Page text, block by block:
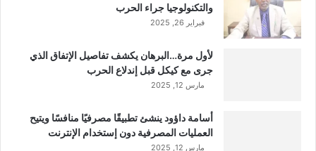
والتكنولوجيا جراء الحرب
فبراير 26, 2025
لأول مرة…البرهان يكشف تفاصيل الإتفاق الذي
جرى مع كيكل قبل إندلاع الحرب
مارس 12, 2025
أسامة داؤود ينشئ تطبيقًا مصرفيًا منافسًا ويتيح
العمليات المصرفية دون إستخدام الإنترنت
مارس 12, 2025